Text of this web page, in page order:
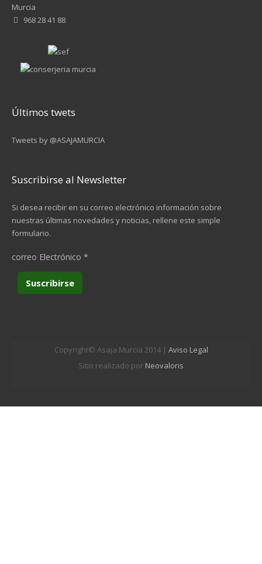
Murcia
968 28 41 88
Últimos twets
Tweets by @ASAJAMURCIA
Suscribirse al Newsletter
Si desea recibir en su correo electrónico información sobre
nuestras últimas novedades y noticias, rellene este simple
formulario.
correo Electrónico *
Copyright© Asaja Murcia 2014 | Aviso Legal
Sitio realizado por Neovaloris